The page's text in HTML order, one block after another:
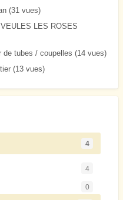
(31 vues)
LES ROSES
de tubes / coupelles (14 vues)
(13 vues)
4
4
0